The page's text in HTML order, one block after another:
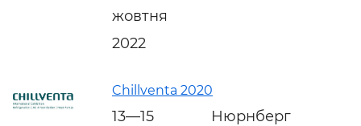
жовтня
2022
Chillventa 2020
13—15
Нюрнберг